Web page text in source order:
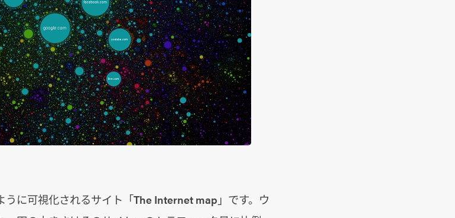
うに可視化されるサイト「The Internet map」です。ウ